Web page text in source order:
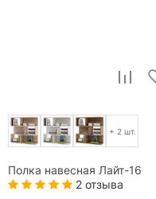
+ 2 шт.
Полка навесная Лайт-16
2 отзыва